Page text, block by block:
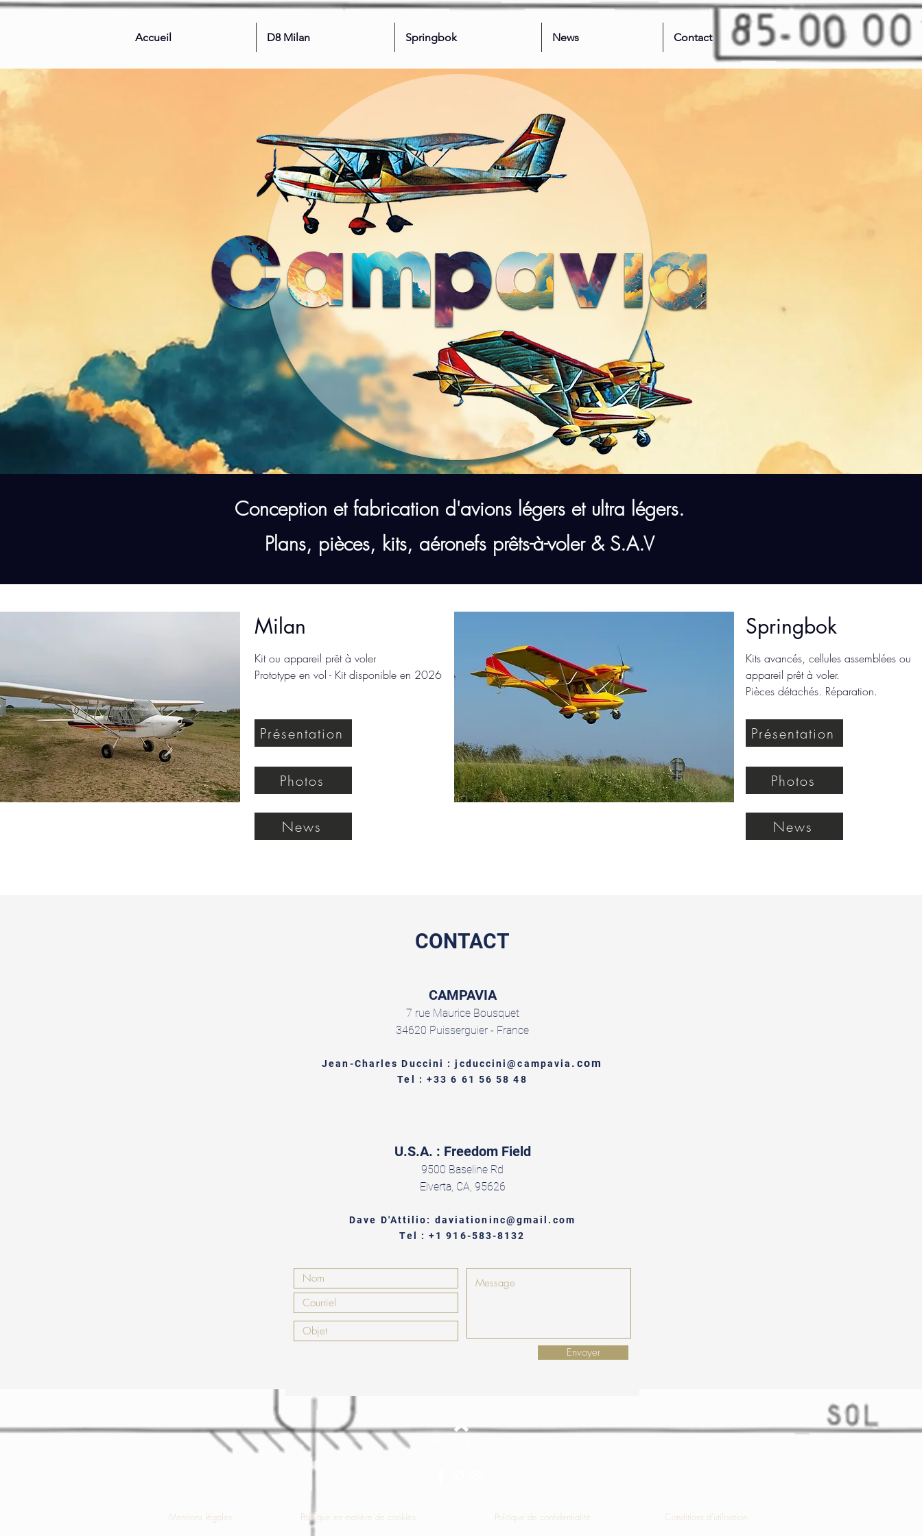
Accueil D8 Milan Springbok News Contact
Conception et fabrication d'avions légers et ultra légers.
Plans, pièces, kits, aéronefs prêts-à-voler & S.A.V
Milan
Kit ou appareil prêt à voler
Prototype en vol - Kit disponible en 2026
Présentation
Photos
Springbok
Kits avancés, cellules assemblées ou
appareil prêt à voler.
Pièces détachés. Réparation.
Présentation
Photos
News News
CONTACT
CAMPAVIA
7 rue Maurice Bousquet
34620 Puisserguier - France
Jean-Charles Duccini : jcduccini@campavia .com
Tel : +33 6 61 56 58 48
U.S.A. : Freedom Field
9500 Baseline Rd
Elverta, CA, 95626
Dave D'Attilio: daviationinc@gmail.com
Tel : +1 916-583-8132
Envoyer
Mentions légales Politique en matière de cookies Politique de confidentialité Conditions d'utilisation